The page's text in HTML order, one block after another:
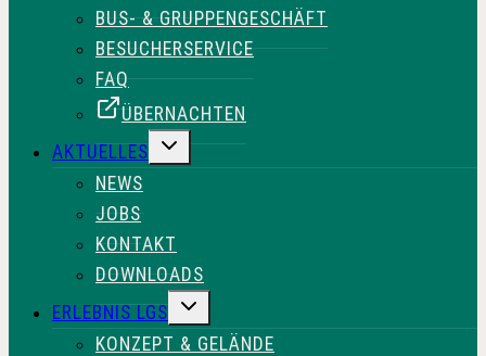
BUS- & GRUPPENGESCHÄFT
BESUCHERSERVICE
FAQ
ÜBERNACHTEN
AKTUELLES
UNTERMENÜ
NEWS
JOBS
KONTAKT
DOWNLOADS
ERLEBNIS LGS
UNTERMENÜ
KONZEPT & GELÄNDE